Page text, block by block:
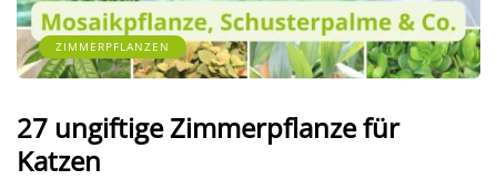
ZIMMERPFLANZEN
27 ungiftige Zimmerpflanze für
Katzen